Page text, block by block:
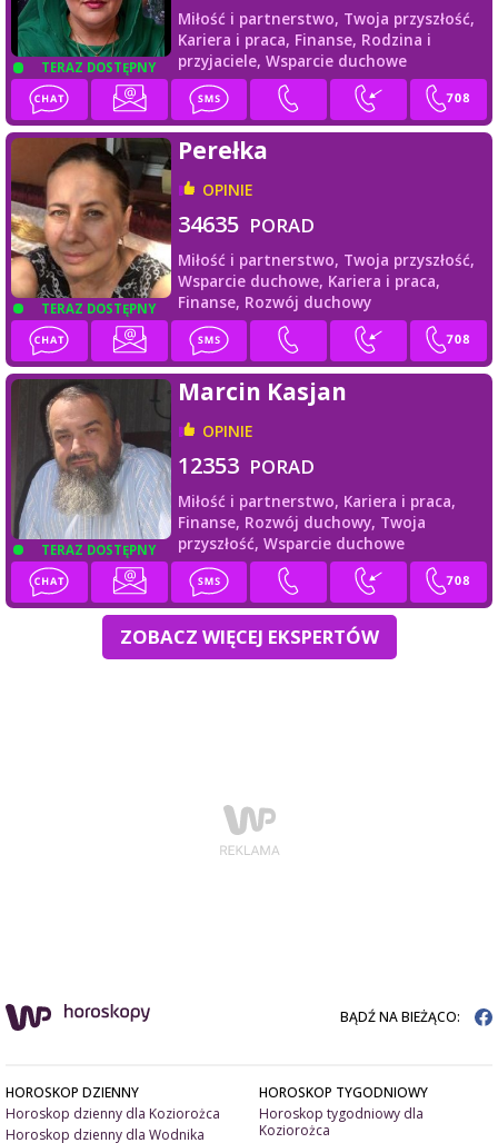
TERAZ DOSTĘPNY
Miłość i partnerstwo, Twoja przyszłość,
Kariera i praca, Finanse, Rodzina i
przyjaciele, Wsparcie duchowe
TERAZ DOSTĘPNY
Perełka
OPINIE
34635 PORAD
Miłość i partnerstwo, Twoja przyszłość,
Wsparcie duchowe, Kariera i praca,
Finanse, Rozwój duchowy
TERAZ DOSTĘPNY
Marcin Kasjan
OPINIE
12353 PORAD
Miłość i partnerstwo, Kariera i praca,
Finanse, Rozwój duchowy, Twoja
przyszłość, Wsparcie duchowe
ZOBACZ WIĘCEJ EKSPERTÓW
BĄDŹ NA BIEŻĄCO:
HOROSKOP DZIENNY
Horoskop dzienny dla Koziorożca
Horoskop dzienny dla Wodnika
HOROSKOP TYGODNIOWY
Horoskop tygodniowy dla
Koziorożca